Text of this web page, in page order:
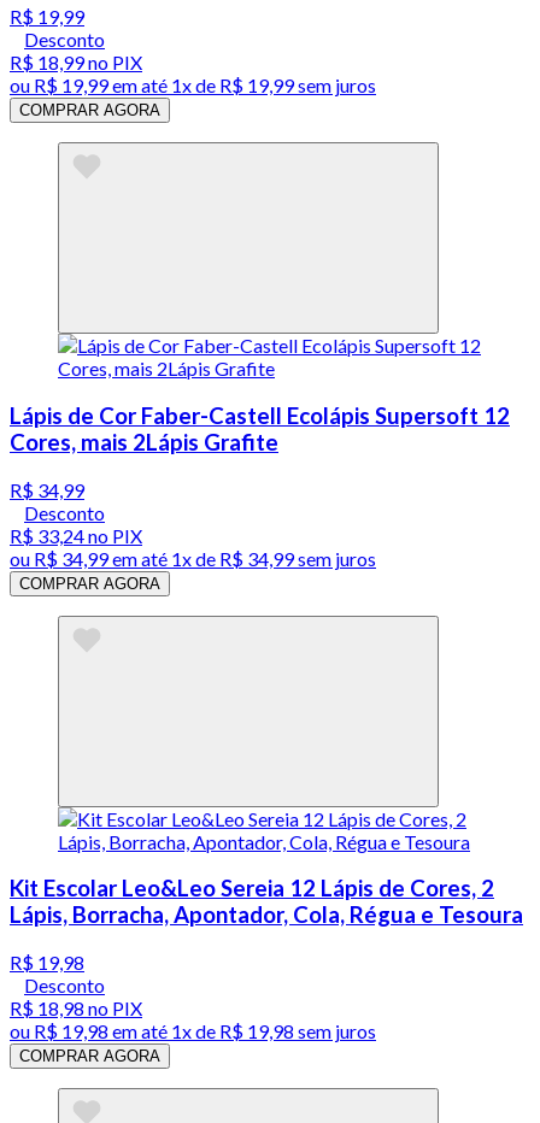
R$ 19,99
Desconto
R$ 18,99no PIX
ou R$ 19,99em até 1x de R$ 19,99sem juros
COMPRAR AGORA
Lápis de Cor Faber-Castell Ecolápis Supersoft 12
Cores, mais 2Lápis Grafite
R$ 34,99
Desconto
R$ 33,24no PIX
ou R$ 34,99em até 1x de R$ 34,99sem juros
COMPRAR AGORA
Kit Escolar Leo&Leo Sereia 12 Lápis de Cores, 2
Lápis, Borracha, Apontador, Cola, Régua e Tesoura
R$ 19,98
Desconto
R$ 18,98 no PIX
ou R$ 19,98 em até 1x de R$ 19,98 sem juros
COMPRAR AGORA